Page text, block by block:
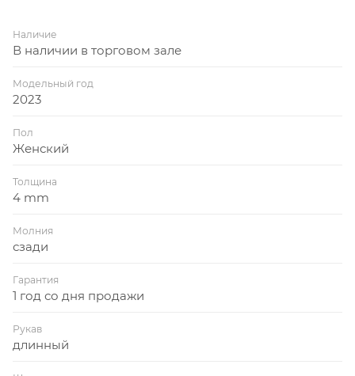
Наличие
В наличии в торговом зале
Модельный год
2023
Пол
Женский
Толщина
4 mm
Молния
сзади
Гарантия
1 год со дня продажи
Рукав
длинный